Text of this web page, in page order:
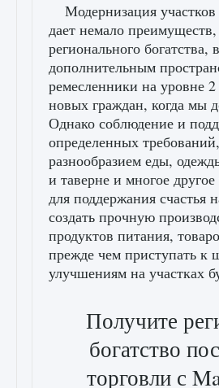
Модернизация
дает немало
регионального богатства,
дополнительным
ремесленники на уровне
новых граждан, когда мы
Однако соблюдение и
определенных
разнообразием еды,
и таверне и многое
для поддержания счастья
создать прочную
продуктов питания,
прежде чем приступать
улучшениям на участках
Получите
богатство
торговли с